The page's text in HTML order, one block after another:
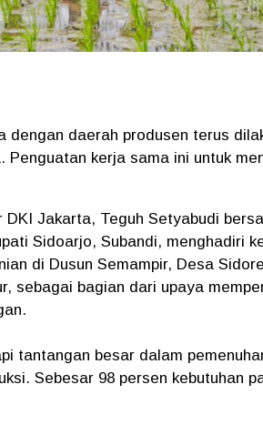
dengan daerah produsen terus
Penguatan kerja sama ini untuk
DKI Jakarta, Teguh Setyabudi
Sidoarjo, Subandi, menghadiri
di Dusun Semampir, Desa
sebagai bagian dari upaya
tantangan besar dalam
Sebesar 98 persen kebutuhan